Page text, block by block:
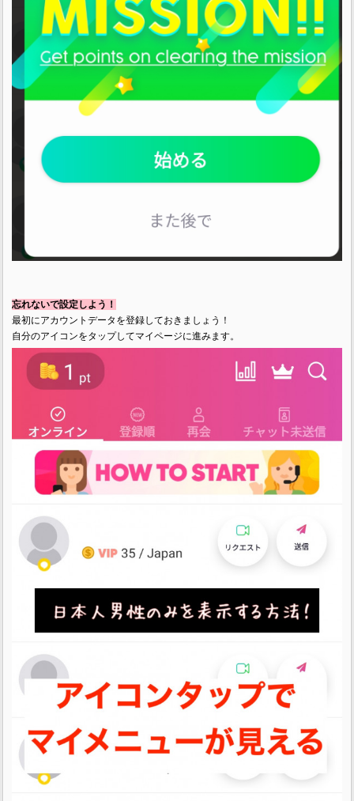
忘れないで設定しよう！
最初にアカウントデータを登録しておきましょう！
自分のアイコンをタップしてマイページに進みます。